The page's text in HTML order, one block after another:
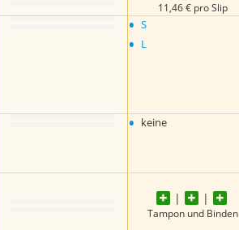
11,46 € pro Slip
• S
• L
• keine
Tampon und Binden